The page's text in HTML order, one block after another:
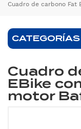
Cuadro de carbono Fat
Cuadro
EBike
motor